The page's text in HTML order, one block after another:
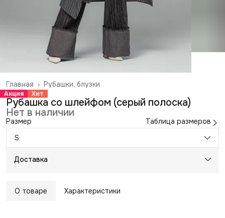
Рубашки, блузки
Главная ›
Акция Хит
Рубашка со шлейфом (серый полоска)
Нет в наличии
Размер
Таблица размеров
S
Доставка
О товаре Характеристики